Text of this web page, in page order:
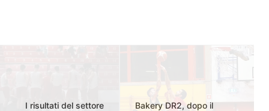
I risultati del settore
Bakery DR2, dopo il